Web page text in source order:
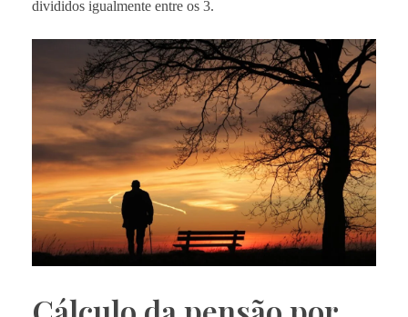
divididos igualmente entre os 3.